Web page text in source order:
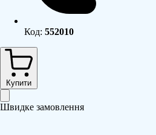
Код: 552010
Купити
Швидке замовлення